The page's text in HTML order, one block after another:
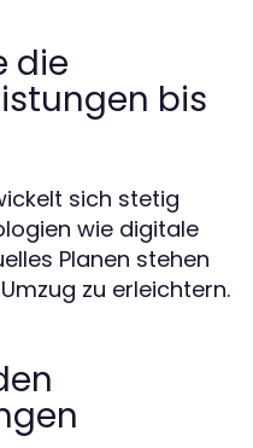
die
bis
sich stetig
wie digitale
Planen stehen
zu erleichtern.